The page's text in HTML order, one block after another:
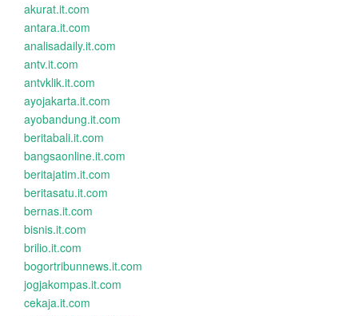
akurat.it.com
antara.it.com
analisadaily.it.com
antv.it.com
antvklik.it.com
ayojakarta.it.com
ayobandung.it.com
beritabali.it.com
bangsaonline.it.com
beritajatim.it.com
beritasatu.it.com
bernas.it.com
bisnis.it.com
brilio.it.com
bogortribunnews.it.com
jogjakompas.it.com
cekaja.it.com